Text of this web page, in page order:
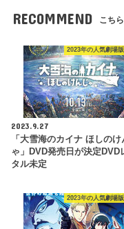
RECOMMEND こち
2023年の人気劇場
2023.9.27
「大雪海のカイナ ほしのけ
ゃ」DVD発売日が決定DVD
タル未定
2023年の人気劇場